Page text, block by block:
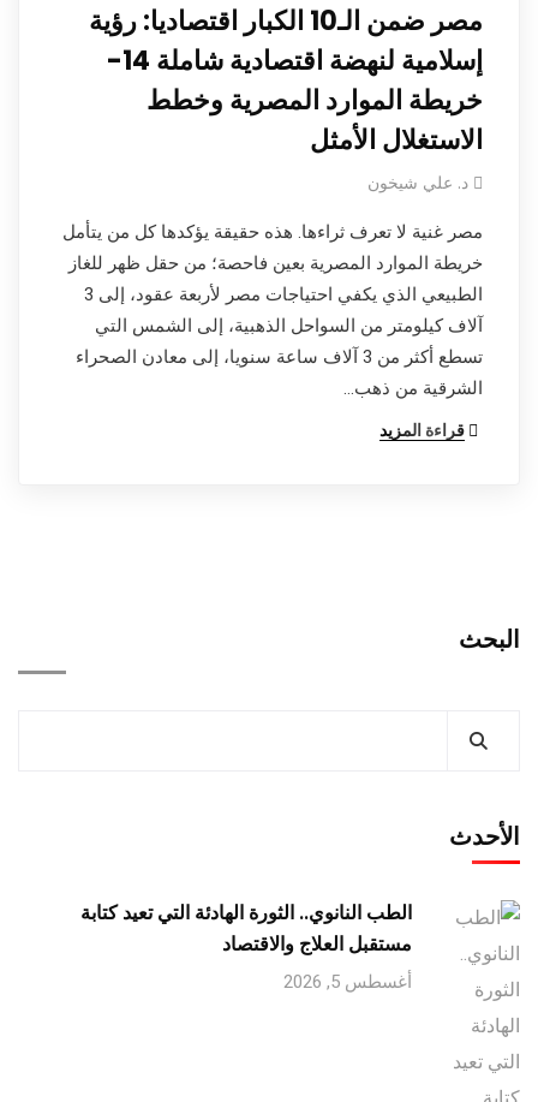
مصر ضمن الـ10 الكبار اقتصاديا: رؤية
إسلامية لنهضة اقتصادية شاملة 14-
خريطة الموارد المصرية وخطط
الاستغلال الأمثل
د. علي شيخون
مصر غنية لا تعرف ثراءها. هذه حقيقة يؤكدها كل من يتأمل
خريطة الموارد المصرية بعين فاحصة؛ من حقل ظهر للغاز
الطبيعي الذي يكفي احتياجات مصر لأربعة عقود، إلى 3
آلاف كيلومتر من السواحل الذهبية، إلى الشمس التي
تسطع أكثر من 3 آلاف ساعة سنويا، إلى معادن الصحراء
الشرقية من ذهب…
قراءة المزيد
البحث
الأحدث
الطب النانوي.. الثورة الهادئة التي تعيد كتابة
مستقبل العلاج والاقتصاد
أغسطس 5, 2026